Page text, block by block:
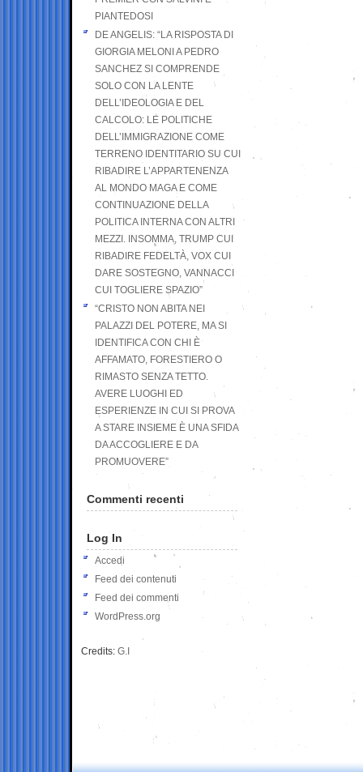
PIANTEDOSI
DE ANGELIS: “LA RISPOSTA DI
GIORGIA MELONI A PEDRO
SANCHEZ SI COMPRENDE
SOLO CON LA LENTE
DELL’IDEOLOGIA E DEL
CALCOLO: LE POLITICHE
DELL’IMMIGRAZIONE COME
TERRENO IDENTITARIO SU CUI
RIBADIRE L’APPARTENENZA
AL MONDO MAGA E COME
CONTINUAZIONE DELLA
POLITICA INTERNA CON ALTRI
MEZZI. INSOMMA, TRUMP CUI
RIBADIRE FEDELTÀ, VOX CUI
DARE SOSTEGNO, VANNACCI
CUI TOGLIERE SPAZIO”
“CRISTO NON ABITA NEI
PALAZZI DEL POTERE, MA SI
IDENTIFICA CON CHI È
AFFAMATO, FORESTIERO O
RIMASTO SENZA TETTO.
AVERE LUOGHI ED
ESPERIENZE IN CUI SI PROVA
A STARE INSIEME È UNA SFIDA
DA ACCOGLIERE E DA
PROMUOVERE”
Commenti recenti
Log In
Accedi
Feed dei contenuti
Feed dei commenti
WordPress.org
Credits: G.I